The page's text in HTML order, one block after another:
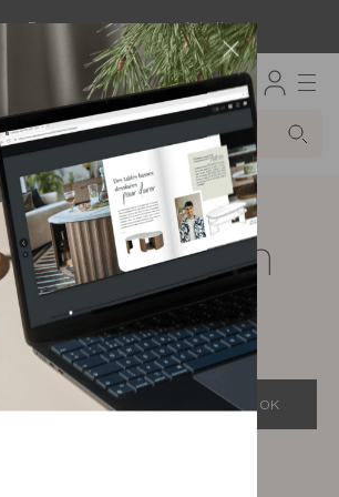
Franse ontwerper en fabrikant
winkels in
Thionville
OK
de buurt